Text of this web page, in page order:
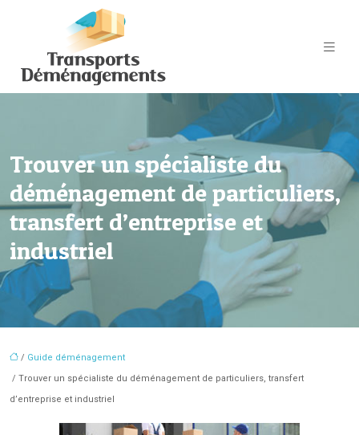
Trouver un spécialiste du
déménagement de particuliers,
transfert d’entreprise et
industriel
/ Guide déménagement
/ Trouver un spécialiste du déménagement de particuliers, transfert
d’entreprise et industriel